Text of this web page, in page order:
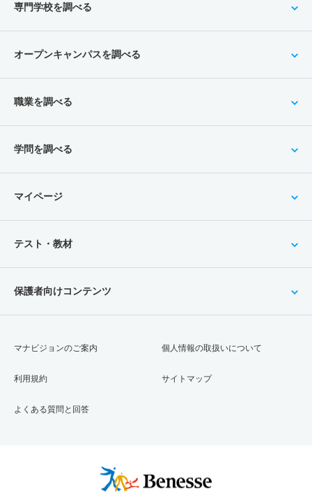
専門学校を調べる
オープンキャンパスを調べる
職業を調べる
学問を調べる
マイページ
テスト・教材
保護者向けコンテンツ
マナビジョンのご案内
利用規約
よくある質問と回答
個人情報の取扱いについて
サイトマップ